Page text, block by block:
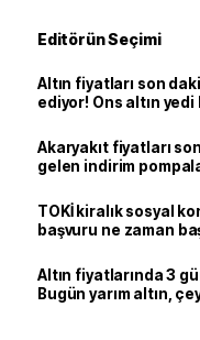
Editörün Seçimi
Altın fiyatları son
ediyor! Ons altın
Akaryakıt fiyatları
gelen indirim
TOKİ kiralık sosyal
başvuru ne zaman
Altın fiyatlarında 3
Bugün yarım altın,